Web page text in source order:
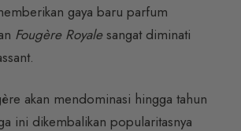
gaya baru parfum
Fougère Royalesangat diminati
akan mendominasi hingga tahun
ini dikembalikan popularitasnya